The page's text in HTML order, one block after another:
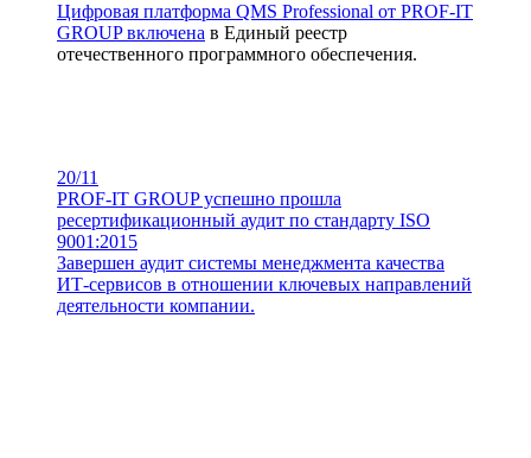
Цифровая платформа QMS Professional от PROF-IT
GROUPвключена в Единый реестр
отечественного программного обеспечения.
20/11
PROF-IT GROUP успешно прошла
ресертификационный аудит по стандарту ISO
9001:2015
Завершен аудит системы менеджмента качества
ИТ-сервисов в отношении ключевых направлений
деятельности компании.